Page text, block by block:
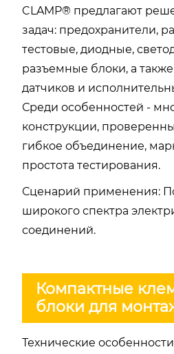
CLAMP® предлагают
задач: предохранители,
тестовые, диодные,
разъемные блоки, а
датчиков и
Среди особенностей -
конструкции,
гибкое объединение,
простота тестирования.
Сценарий применения:
широкого спектра
соединений.
Компактные
блоки для
Технические